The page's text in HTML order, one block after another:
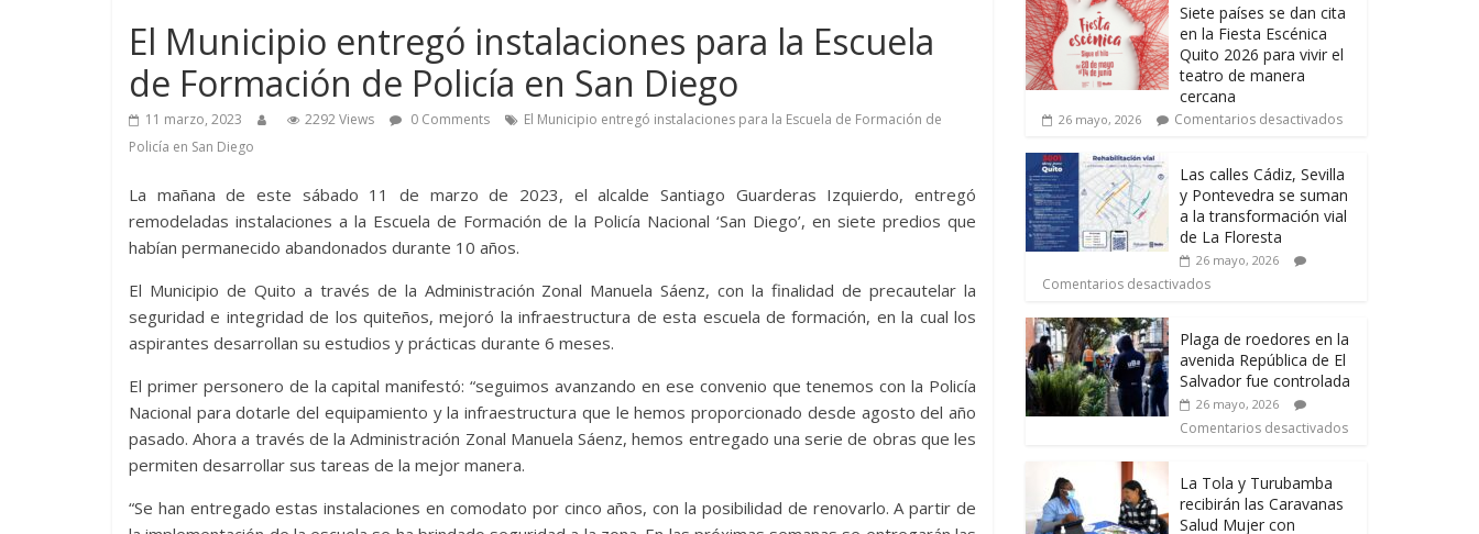
El Municipio entregó instalaciones para la Escuela
de Formación de Policía en San Diego
11 marzo, 2023 2292 Views 0 Comments
El Municipio entregó instalaciones para la Escuela de Formación de
Policía en San Diego
La mañana de este sábado 11 de marzo de 2023, el alcalde Santiago Guarderas Izquierdo, entregó
remodeladas instalaciones a la Escuela de Formación de la Policía Nacional ‘San Diego’, en siete predios que
habían permanecido abandonados durante 10 años.
El Municipio de Quito a través de la Administración Zonal Manuela Sáenz, con la finalidad de precautelar la
seguridad e integridad de los quiteños, mejoró la infraestructura de esta escuela de formación, en la cual los
aspirantes desarrollan su estudios y prácticas durante 6 meses.
El primer personero de la capital manifestó: “seguimos avanzando en ese convenio que tenemos con la Policía
Nacional para dotarle del equipamiento y la infraestructura que le hemos proporcionado desde agosto del año
pasado. Ahora a través de la Administración Zonal Manuela Sáenz, hemos entregado una serie de obras que les
permiten desarrollar sus tareas de la mejor manera.
“Se han entregado estas instalaciones en comodato por cinco años, con la posibilidad de renovarlo. A partir de
Siete países se dan cita
en la Fiesta Escénica
Quito 2026 para vivir el
teatro de manera
cercana
26 mayo, 2026 Comentarios desactivados
Las calles Cádiz, Sevilla
y Pontevedra se suman
a la transformación vial
de La Floresta
26 mayo, 2026
Comentarios desactivados
Plaga de roedores en la
avenida República de El
Salvador fue controlada
26 mayo, 2026
Comentarios desactivados
La Tola y Turubamba
recibirán las Caravanas
Salud Mujer con